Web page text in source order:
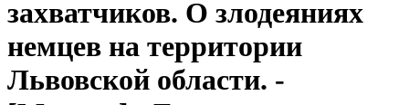
захватчиков. О злодеяниях
немцев на территории
Львовской области. -